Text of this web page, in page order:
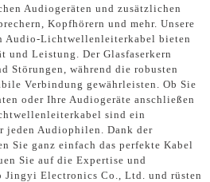
Audiogeräten und zusätzlichen
Kopfhörern und mehr. Unsere
Audio-Lichtwellenleiterkabel bieten
und Leistung. Der Glasfaserkern
Störungen, während die robusten
Verbindung gewährleisten. Ob Sie
oder Ihre Audiogeräte anschließen
sind ein
jeden Audiophilen. Dank der
Sie ganz einfach das perfekte Kabel
Sie auf die Expertise und
Electronics Co., Ltd. und rüsten